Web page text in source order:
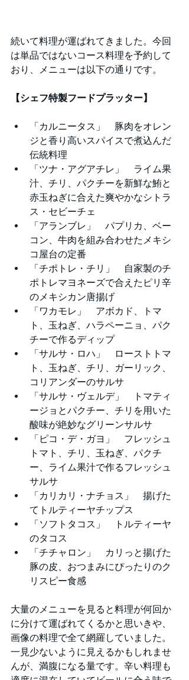
続いて料理が運ばれてきました。今回
は単品ではないコース料理を予約して
おり、メニューは以下の通りです。
【シェフ特製フードプラッター】
「カルニータス」　豚肉をオレン
ジと香り高いスパイスで煮込んだ
伝統料理
「ツナ・アグアチレ」　ライム果
汁、チリ、パクチーを新鮮な鮪と
赤玉ねぎに合えた爽やかなシトラ
ス・セビーチェ
「アランブレ」　パプリカ、ベー
コン、牛肉を組み合わせたメキシ
コ屋台の定番
「チポトレ・チリ」　自家製のチ
ポトレマヨネーズで合えたピリ辛
のメキシカン唐揚げ
「ワカモレ」　アボカド、トマ
ト、玉ねぎ、ハラペーニョ、パク
チーで作るディップ
「サルサ・ロハ」　ローストトマ
ト、玉ねぎ、チリ、ガーリック、
コリアンダーのサルサ
「サルサ・ヴェルデ」　トマティ
ージョとパクチー、チリを用いた
酸味が絶妙なグリーンサルサ
「ピコ・デ・ガヨ」　フレッシュ
トマト、チリ、玉ねぎ、パクチ
ー、ライム果汁で作るフレッシュ
サルサ
「カリカリ・ナチョス」　揚げた
てトルティーヤチップス
「ソフトタコス」　トルティーヤ
のタコス
「チチャロン」　カリっと揚げた
豚の皮、おつまみにぴったりのク
リスピー食感
大量のメニューを見ると料理が何回か
に分けて運ばれてくるかと思いきや、
画像の料理で全て網羅していました。
一見少ないように見えるかもしれませ
んが、満腹になる量です。辛い料理も